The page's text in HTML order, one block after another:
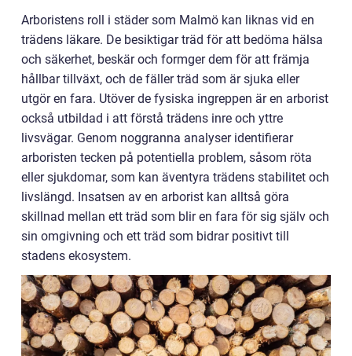
Arboristens roll i städer som Malmö kan liknas vid en
trädens läkare. De besiktigar träd för att bedöma hälsa
och säkerhet, beskär och formger dem för att främja
hållbar tillväxt, och de fäller träd som är sjuka eller
utgör en fara. Utöver de fysiska ingreppen är en arborist
också utbildad i att förstå trädens inre och yttre
livsvägar. Genom noggranna analyser identifierar
arboristen tecken på potentiella problem, såsom röta
eller sjukdomar, som kan äventyra trädens stabilitet och
livslängd. Insatsen av en arborist kan alltså göra
skillnad mellan ett träd som blir en fara för sig själv och
sin omgivning och ett träd som bidrar positivt till
stadens ekosystem.